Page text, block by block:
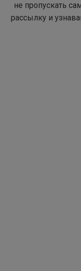
не пропускать
рассылку и